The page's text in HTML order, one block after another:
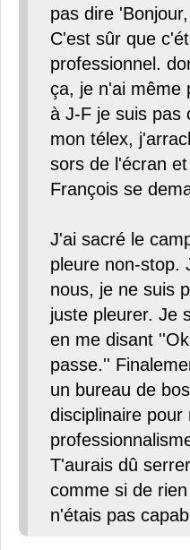
pas dire
C'est sûr que
professionnel.
ça, je n'ai même
à J-F je suis pas
mon télex,
sors de l'écran
François se
J'ai sacré le
pleure non-stop.
nous, je ne suis
juste pleurer. Je
en me disant
passe.''
un bureau de
disciplinaire pour
T'aurais dû
comme si de
n'étais pas